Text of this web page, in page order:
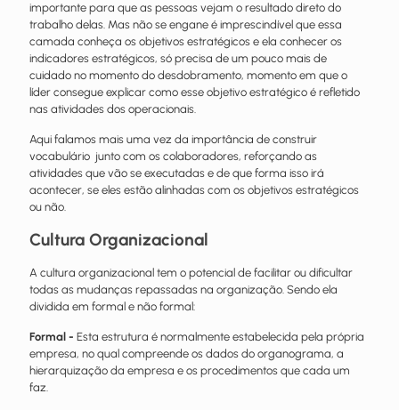
importante para que as pessoas vejam o resultado direto do
trabalho delas. Mas não se engane é imprescindível que essa
camada conheça os objetivos estratégicos e ela conhecer os
indicadores estratégicos, só precisa de um pouco mais de
cuidado no momento do desdobramento, momento em que o
líder consegue explicar como esse objetivo estratégico é refletido
nas atividades dos operacionais.
Aqui falamos mais uma vez da importância de construir
vocabulário junto com os colaboradores, reforçando as
atividades que vão se executadas e de que forma isso irá
acontecer, se eles estão alinhadas com os objetivos estratégicos
ou não.
Cultura Organizacional
A cultura organizacional tem o potencial de facilitar ou dificultar
todas as mudanças repassadas na organização. Sendo ela
dividida em formal e não formal:
Formal - Esta estrutura é normalmente estabelecida pela própria
empresa, no qual compreende os dados do organograma, a
hierarquização da empresa e os procedimentos que cada um
faz.